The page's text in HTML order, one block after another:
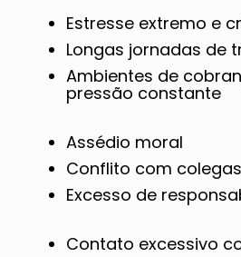
Estresse extremo e
Longas jornadas de
Ambientes de
pressão constante
Assédio moral
Conflito com
Excesso de
Contato excessivo